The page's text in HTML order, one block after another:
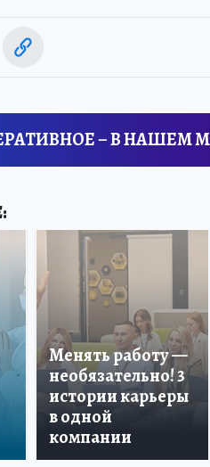
– В НАШЕМ
Менять работу —
необязательно! 3
истории карьеры
в одной
компании